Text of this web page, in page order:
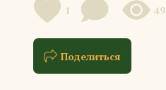
1 49
Поделиться